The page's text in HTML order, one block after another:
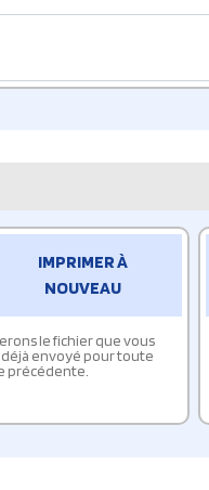
IMPRIMER À
NOUVEAU
le fichier que vous
déjà envoyé pour toute
précédente.